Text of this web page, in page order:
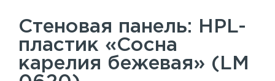
Стеновые панели
Шпонированные панели
Акустические панели
Услуги
Монтаж акустических панелей
Стеновая панель: HPL-
пластик «Сосна
карелия бежевая» (LM